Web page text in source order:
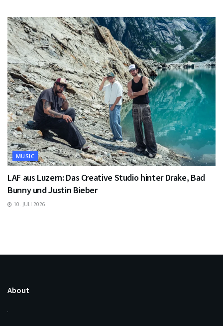
MUSIC
LAF aus Luzern: Das Creative Studio hinter Drake, Bad
Bunny und Justin Bieber
10. JULI 2026
About